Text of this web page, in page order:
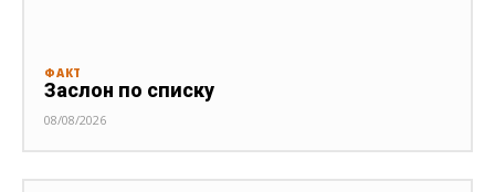
ФАКТ
Заслон по списку
08/08/2026